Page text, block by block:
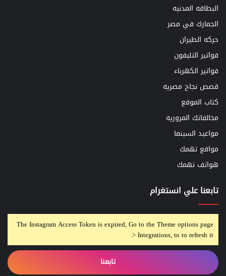
البطاقه المدنيه
الجمارك في مصر
حركه الطيران
فواتير التليفون
فواتير الكهرباء
قصص نجاح مصريه
كتاب الموقع
مخالفاتك المروريه
مواعيد السينما
مواقع تهمك
هواتف تهمك
تابعنا علي انستغرام
The Instagram Access Token is expired, Go to the Theme options page
> Integrations, to to refresh it.
تابعنا